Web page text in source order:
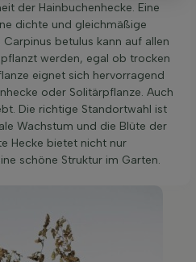
der Hainbuchenhecke. Eine
dichte und gleichmäßige
betulus kann auf allen
werden, egal ob trocken
eignet sich hervorragend
oder Solitärpflanze. Auch
Die richtige Standortwahl ist
Wachstum und die Blüte der
Hecke bietet nicht nur
schöne Struktur im Garten.